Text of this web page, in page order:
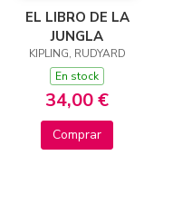
EL LIBRO DE LA
JUNGLA
KIPLING, RUDYARD
En stock
34,00 €
Comprar